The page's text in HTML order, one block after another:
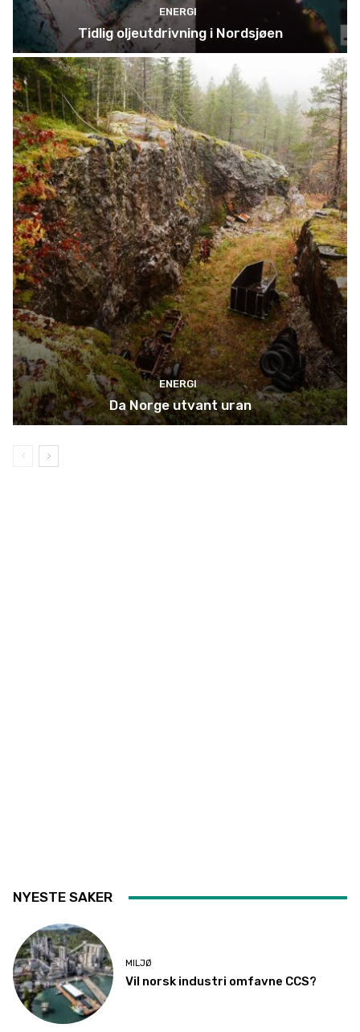
ENERGI
Tidlig oljeutdrivning i Nordsjøen
ENERGI
Da Norge utvant uran
NYESTE SAKER
MILJØ
Vil norsk industri omfavne CCS?